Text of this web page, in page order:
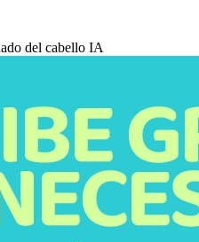
del cabello IA